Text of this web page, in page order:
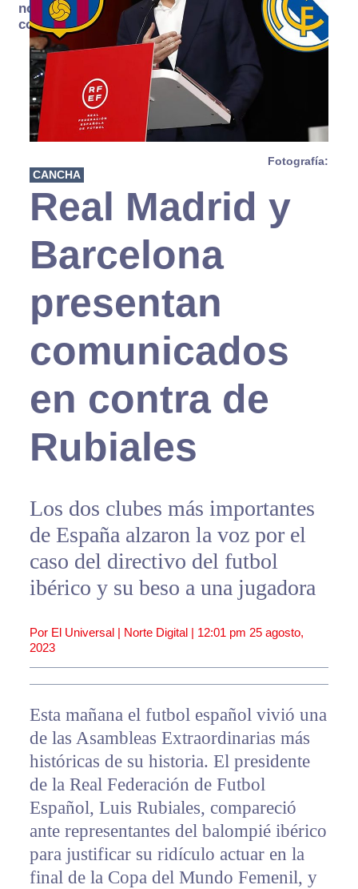
no se
consume
Fotografía:
CANCHA
Real Madrid y
Barcelona
presentan
comunicados
en contra de
Rubiales
Los dos clubes más importantes
de España alzaron la voz por el
caso del directivo del futbol
ibérico y su beso a una jugadora
Por El Universal | Norte Digital | 12:01 pm 25 agosto,
2023
Esta mañana el futbol español vivió una
de las Asambleas Extraordinarias más
históricas de su historia. El presidente
de la Real Federación de Futbol
Español, Luis Rubiales, compareció
ante representantes del balompié ibérico
para justificar su ridículo actuar en la
final de la Copa del Mundo Femenil, y